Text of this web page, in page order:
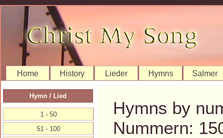
Home History Lieder Hymns Salmer
Hymns by
Nummern:
Hymn / Lied
1 - 50
51 - 100